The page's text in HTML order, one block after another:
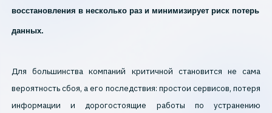
восстановления в несколько раз и минимизирует риск потерь
данных.
Для большинства компаний критичной становится не сама
вероятность сбоя, а его последствия: простои сервисов, потеря
информации и дорогостоящие работы по устранению